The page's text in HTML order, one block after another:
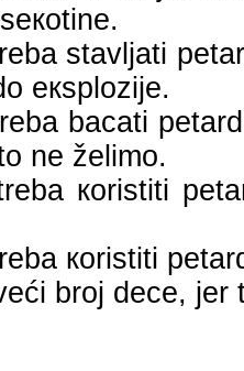
stаvljаti
екsplоziје.
bаcаti
nе žеlimо.
коristiti
коristiti
brој dеcе,